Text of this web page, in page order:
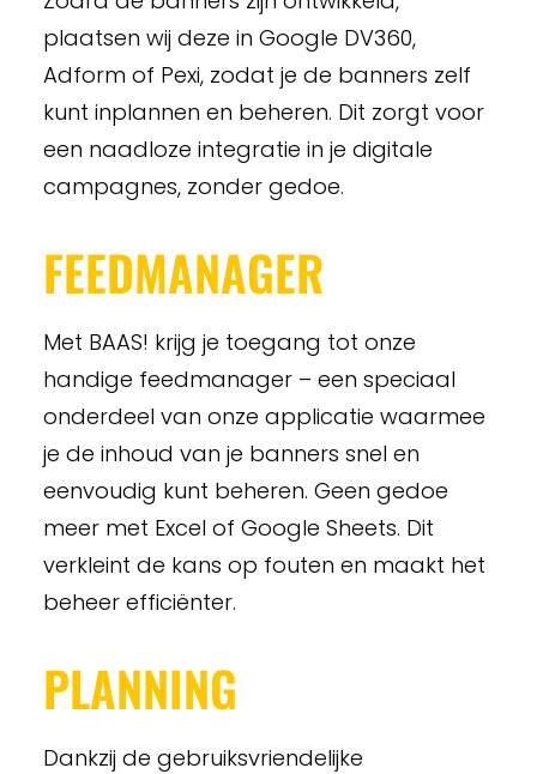
plaatsen wij deze in Google DV360,
Adform of Pexi, zodat je de banners zelf
kunt inplannen en beheren. Dit zorgt voor
een naadloze integratie in je digitale
campagnes, zonder gedoe.
FEEDMANAGER
Met BAAS! krijg je toegang tot onze
handige feedmanager – een speciaal
onderdeel van onze applicatie waarmee
je de inhoud van je banners snel en
eenvoudig kunt beheren. Geen gedoe
meer met Excel of Google Sheets. Dit
verkleint de kans op fouten en maakt het
beheer efficiënter.
PLANNING
Dankzij de gebruiksvriendelijke